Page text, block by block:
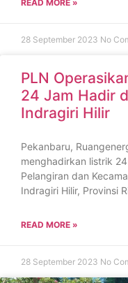
READ MORE »
28 September 2023 No
PLN
24 Jam Hadir
Indragiri Hilir
Pekanbaru,
menghadirkan listrik
Pelangiran dan
Indragiri Hilir, Provinsi
READ MORE »
28 September 2023 No